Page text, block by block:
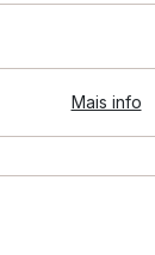
Mais info